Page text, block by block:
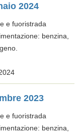
2024
e fuoristrada
benzina,
2023
e fuoristrada
benzina,